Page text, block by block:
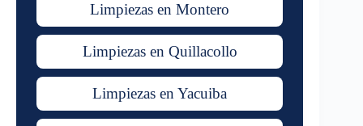
Limpiezas en Montero
Limpiezas en Quillacollo
Limpiezas en Yacuiba